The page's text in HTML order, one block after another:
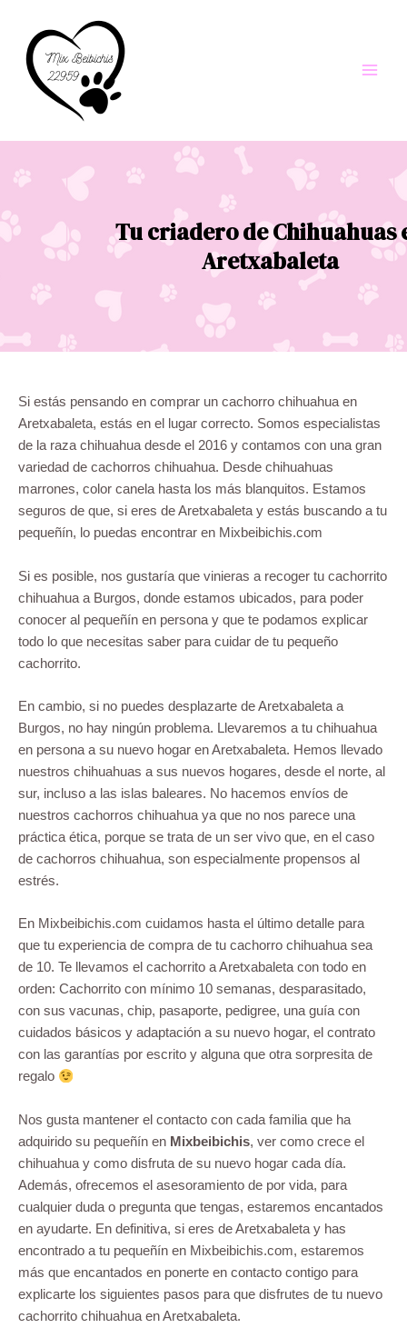
contenido
Tu criadero de Chihuahuas
Aretxabaleta
Si estás pensando en comprar un cachorro chihuahua en
Aretxabaleta, estás en el lugar correcto. Somos especialistas
de la raza chihuahua desde el 2016 y contamos con una gran
variedad de cachorros chihuahua. Desde chihuahuas
marrones, color canela hasta los más blanquitos. Estamos
seguros de que, si eres de Aretxabaleta y estás buscando a tu
pequeñín, lo puedas encontrar en Mixbeibichis.com
Si es posible, nos gustaría que vinieras a recoger tu cachorrito
chihuahua a Burgos, donde estamos ubicados, para poder
conocer al pequeñín en persona y que te podamos explicar
todo lo que necesitas saber para cuidar de tu pequeño
cachorrito.
En cambio, si no puedes desplazarte de Aretxabaleta a
Burgos, no hay ningún problema. Llevaremos a tu chihuahua
en persona a su nuevo hogar en Aretxabaleta. Hemos llevado
nuestros chihuahuas a sus nuevos hogares, desde el norte, al
sur, incluso a las islas baleares. No hacemos envíos de
nuestros cachorros chihuahua ya que no nos parece una
práctica ética, porque se trata de un ser vivo que, en el caso
de cachorros chihuahua, son especialmente propensos al
estrés.
En Mixbeibichis.com cuidamos hasta el último detalle para
que tu experiencia de compra de tu cachorro chihuahua sea
de 10. Te llevamos el cachorrito a Aretxabaleta con todo en
orden: Cachorrito con mínimo 10 semanas, desparasitado,
con sus vacunas, chip, pasaporte, pedigree, una guía con
cuidados básicos y adaptación a su nuevo hogar, el contrato
con las garantías por escrito y alguna que otra sorpresita de
regalo
Nos gusta mantener el contacto con cada familia que ha
adquirido su pequeñín en Mixbeibichis, ver como crece el
chihuahua y como disfruta de su nuevo hogar cada día.
Además, ofrecemos el asesoramiento de por vida, para
cualquier duda o pregunta que tengas, estaremos encantados
en ayudarte. En definitiva, si eres de Aretxabaleta y has
encontrado a tu pequeñín en Mixbeibichis.com, estaremos
más que encantados en ponerte en contacto contigo para
explicarte los siguientes pasos para que disfrutes de tu nuevo
cachorrito chihuahua en Aretxabaleta.